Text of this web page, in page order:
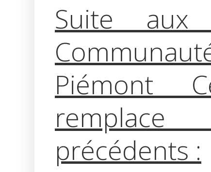
Suite
Piémont
précédents :